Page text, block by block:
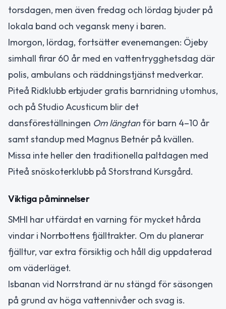
torsdagen, men även fredag och lördag bjuder på
lokala band och vegansk meny i baren.
Imorgon, lördag, fortsätter evenemangen: Öjeby
simhall firar 60 år med en vattentrygghetsdag där
polis, ambulans och räddningstjänst medverkar.
Piteå Ridklubb erbjuder gratis barnridning utomhus,
och på Studio Acusticum blir det
dansföreställningen Om längtanför barn 4–10 år
samt standup med Magnus Betnér på kvällen.
Missa inte heller den traditionella paltdagen med
Piteå snöskoterklubb på Storstrand Kursgård.
Viktiga påminnelser
SMHI har utfärdat en varning för mycket hårda
vindar i Norrbottens fjälltrakter. Om du planerar
fjälltur, var extra försiktig och håll dig uppdaterad
om väderläget.
Isbanan vid Norrstrand är nu stängd för säsongen
på grund av höga vattennivåer och svag is.